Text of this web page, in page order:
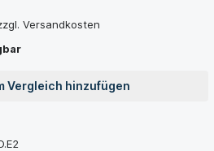
Versandkosten
Vergleich hinzufügen